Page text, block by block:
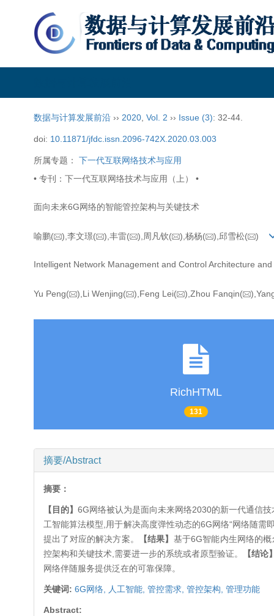
数据与计算发展前沿 ›› 2020 Vol. 2 ›› Issue (3): 32-44.
doi: 10.11871/jfdc.issn.2096-742X.2020.03.003
所属专题： 下一代互联网络技术与应用
• 专刊：下一代互联网络技术与应用（上） •
面向未来6G网络的智能管控架构与关键技术
喻鹏( ),李文璟( ),丰雷( ),周凡钦( ),杨杨( ),邱雪松( )
Intelligent Network Management and Control Architecture
Yu Peng( ),Li Wenjing( ),Feng Lei( ),Zhou Fanqin(
RichHTML
131
摘要/Abstract
摘要：
【目的】 6G网络被认为是面向未来网络2030的新一代通信
工智能算法模型,用于解决高度弹性动态的6G网络“网络随需
提出了对应的解决方案。
【结果】 基于6G智能内生网络的
控架构和关键技术,需要进一步的系统或者原型验证。
【结论
网络伴随服务提供泛在的可靠保障。
关键词: 6G网络, 人工智能, 管控需求, 管控架构, 管理功能
Abstract: